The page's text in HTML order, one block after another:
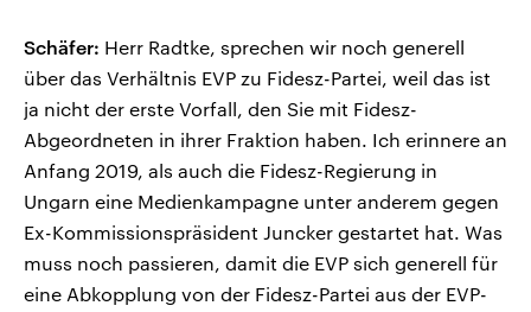
Schäfer: Herr Radtke, sprechen wir noch generell
über das Verhältnis EVP zu Fidesz-Partei, weil das ist
ja nicht der erste Vorfall, den Sie mit Fidesz-
Abgeordneten in ihrer Fraktion haben. Ich erinnere an
Anfang 2019, als auch die Fidesz-Regierung in
Ungarn eine Medienkampagne unter anderem gegen
Ex-Kommissionspräsident Juncker gestartet hat. Was
muss noch passieren, damit die EVP sich generell für
eine Abkopplung von der Fidesz-Partei aus der EVP-